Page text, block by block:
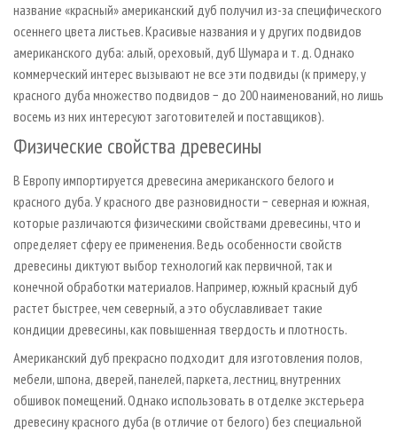
название «красный» американский дуб получил из-за специфического
осеннего цвета листьев. Красивые названия и у других подвидов
американского дуба: алый, ореховый, дуб Шумара и т. д. Однако
коммерческий интерес вызывают не все эти подвиды (к примеру, у
красного дуба множество подвидов − до 200 наименований, но лишь
восемь из них интересуют заготовителей и поставщиков).
Физические свойства древесины
В Европу импортируется древесина американского белого и
красного дуба. У красного две разновидности − северная и южная,
которые различаются физическими свойствами древесины, что и
определяет сферу ее применения. Ведь особенности свойств
древесины диктуют выбор технологий как первичной, так и
конечной обработки материалов. Например, южный красный дуб
растет быстрее, чем северный, а это обуславливает такие
кондиции древесины, как повышенная твердость и плотность.
Американский дуб прекрасно подходит для изготовления полов,
мебели, шпона, дверей, панелей, паркета, лестниц, внутренних
обшивок помещений. Однако использовать в отделке экстерьера
древесину красного дуба (в отличие от белого) без специальной